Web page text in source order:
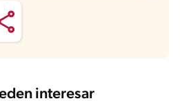
interesar